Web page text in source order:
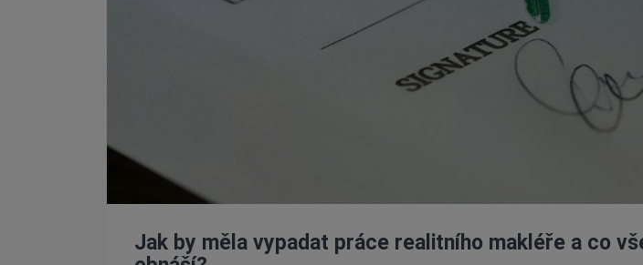
Jak by měla vypadat práce realitního makléře a co